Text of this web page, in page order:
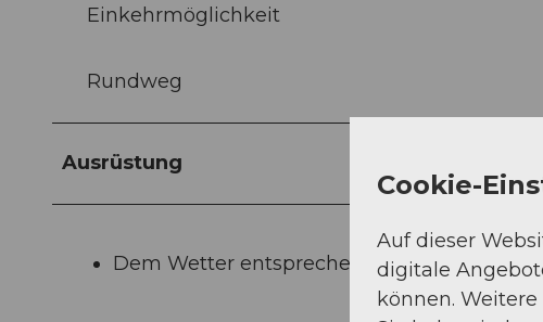
Einkehrmöglichkeit
Rundweg
Ausrüstung
Dem Wetter entsprechende Kleidung
Cookie-
Auf dieser
digitale
können.